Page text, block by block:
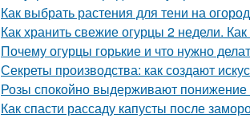
Как выбрать растения для тени на
Как хранить свежие огурцы 2 недели.
Почему огурцы горькие и что нужно
Секреты производства: как создают
Розы спокойно выдерживают
Как спасти рассаду капусты после